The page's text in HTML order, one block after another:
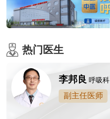
热门医生
李邦良 呼吸科
副主任医师